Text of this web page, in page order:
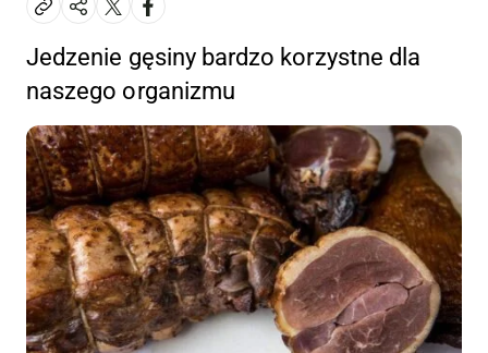
Jedzenie gęsiny bardzo korzystne dla
naszego organizmu